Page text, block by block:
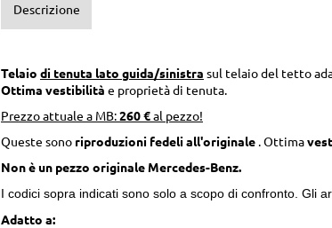
Descrizione
Telaio di tenuta lato guida/sinistra sul telaio del tetto
Ottima vestibilità e proprietà di tenuta.
Prezzo attuale a MB:260 €al pezzo!
Queste sono riproduzioni fedeli all'originale. Ottima
Non è un pezzo originale Mercedes-Benz.
I codici sopra indicati sono solo a scopo di confronto. Gli
Adatto a: